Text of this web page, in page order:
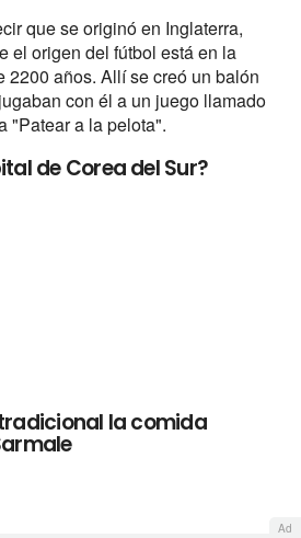
que se originó en Inglaterra,
el origen del fútbol está en la
2200 años. Allí se creó un balón
con él a un juego llamado
"Patear a la pelota".
de Corea del Sur?
la comida
Ad